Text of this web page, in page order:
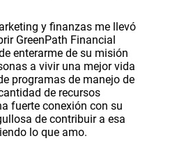
y finanzas me llevó
GreenPath Financial
enterarme de su misión
a vivir una mejor vida
programas de manejo de
de recursos
fuerte conexión con su
de contribuir a esa
lo que amo.